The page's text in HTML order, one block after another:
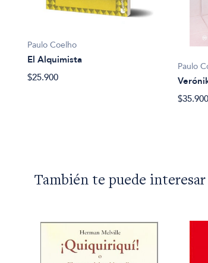
Paulo Coelho
El Alquimista
$25.900
Paulo
$35.900
También te puede interesar